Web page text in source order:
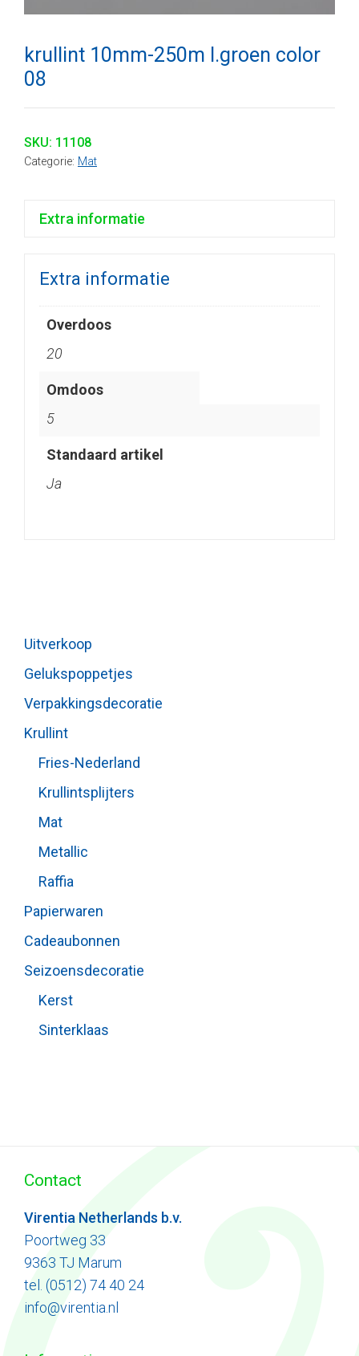
krullint 10mm-250m l.groen color
08
SKU: 11108
Categorie: Mat
Extra informatie
Extra informatie
Overdoos
20
Omdoos
5
Standaard artikel
Ja
Uitverkoop
Gelukspoppetjes
Verpakkingsdecoratie
Krullint
Fries-Nederland
Krullintsplijters
Mat
Metallic
Raffia
Papierwaren
Cadeaubonnen
Seizoensdecoratie
Kerst
Sinterklaas
Contact
Virentia Netherlands b.v.
Poortweg 33
9363 TJ Marum
tel. (0512) 74 40 24
info@virentia.nl